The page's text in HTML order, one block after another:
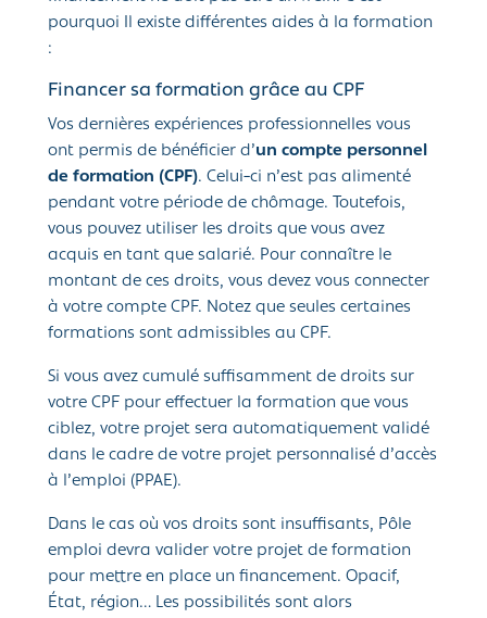
pourquoi Il existe différentes aides à la formation
:
Financer sa formation grâce au CPF
Vos dernières expériences professionnelles vous
ont permis de bénéficier d’un compte personnel
de formation (CPF). Celui-ci n’est pas alimenté
pendant votre période de chômage. Toutefois,
vous pouvez utiliser les droits que vous avez
acquis en tant que salarié. Pour connaître le
montant de ces droits, vous devez vous connecter
à votre compte CPF. Notez que seules certaines
formations sont admissibles au CPF.
Si vous avez cumulé suffisamment de droits sur
votre CPF pour effectuer la formation que vous
ciblez, votre projet sera automatiquement validé
dans le cadre de votre projet personnalisé d’accès
à l’emploi (PPAE).
Dans le cas où vos droits sont insuffisants, Pôle
emploi devra valider votre projet de formation
pour mettre en place un financement. Opacif,
État, région… Les possibilités sont alors